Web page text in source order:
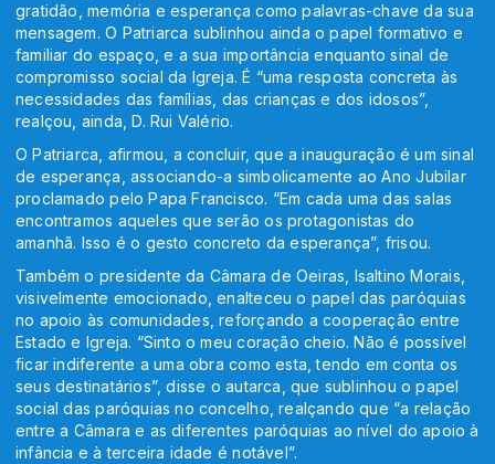
gratidão, memória e esperança como palavras-chave da sua
mensagem. O Patriarca sublinhou ainda o papel formativo e
familiar do espaço, e a sua importância enquanto sinal de
compromisso social da Igreja. É “uma resposta concreta às
necessidades das famílias, das crianças e dos idosos”,
realçou, ainda, D. Rui Valério.
O Patriarca, afirmou, a concluir, que a inauguração é um sinal
de esperança, associando-a simbolicamente ao Ano Jubilar
proclamado pelo Papa Francisco. “Em cada uma das salas
encontramos aqueles que serão os protagonistas do
amanhã. Isso é o gesto concreto da esperança”, frisou.
Também o presidente da Câmara de Oeiras, Isaltino Morais,
visivelmente emocionado, enalteceu o papel das paróquias
no apoio às comunidades, reforçando a cooperação entre
Estado e Igreja. “Sinto o meu coração cheio. Não é possível
ficar indiferente a uma obra como esta, tendo em conta os
seus destinatários”, disse o autarca, que sublinhou o papel
social das paróquias no concelho, realçando que “a relação
entre a Câmara e as diferentes paróquias ao nível do apoio à
infância e à terceira idade é notável”.